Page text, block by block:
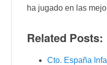
ha jugado en las
Related Posts:
Cto. España